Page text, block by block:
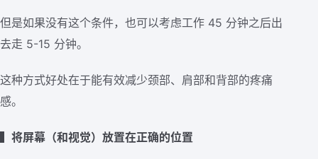
但是如果没有这个条件，也可以考虑工作 45 分钟之后出
去走 5-15 分钟。
这种方式好处在于能有效减少颈部、肩部和背部的疼痛
感。
▍将屏幕（和视觉）放置在正确的位置